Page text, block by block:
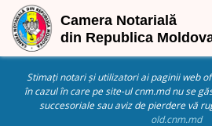
Stimați notari și utilizatori ai paginii web
în cazul în care pe site-ul cnm.md nu se
succesoriale sau aviz de pierdere vă
old.cnm.md